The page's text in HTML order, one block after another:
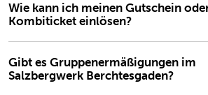
Wie kann ich meinen Gutschein
Kombiticket einlösen?
Gibt es Gruppenermäßigungen im
Salzbergwerk Berchtesgaden?